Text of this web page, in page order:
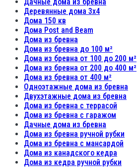
Деревянные дома 3х4
Дома 150 кв
Дома Post and Beam
Дома из бревна
Дома из бревна до 100 м²
Дома из бревна от 100 до 200 м²
Дома из бревна от 200 до 400 м²
Дома из бревна от 400 м²
Одноэтажные дома из бревна
Двухэтажные дома из бревна
Дома из бревна с террасой
Дома из бревна с гаражом
Дачные дома из бревна
Дома из бревна ручной рубки
Дома из бревна с мансардой
Дома из канадского кедра
Дома из кедра ручной рубки